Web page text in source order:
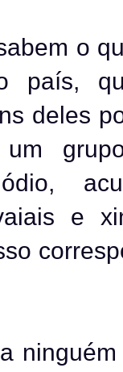
o
país,
deles
e